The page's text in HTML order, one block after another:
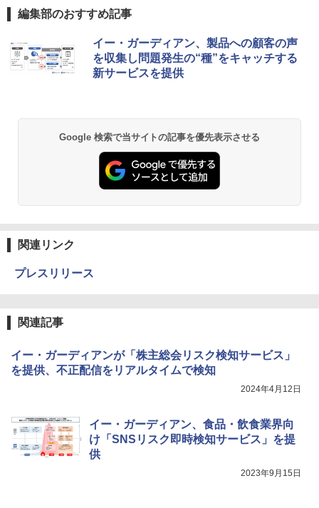
編集部のおすすめ記事
イー・ガーディアン、製品への顧客の声
を収集し問題発生の“種”をキャッチする
新サービスを提供
Google 検索で当サイトの記事を優先表示させる
関連リンク
プレスリリース
関連記事
イー・ガーディアンが「株主総会リスク検知サービス」
を提供、不正配信をリアルタイムで検知
2024年4月12日
イー・ガーディアン、食品・飲食業界向
け「SNSリスク即時検知サービス」を提
供
2023年9月15日